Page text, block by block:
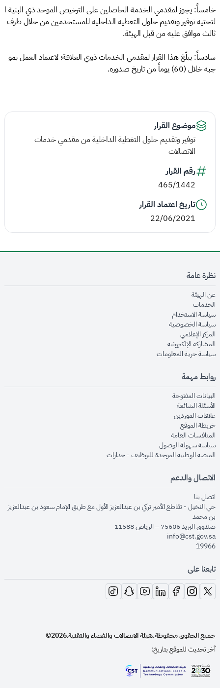
خامساً: يجوز لمقدمي الخدمة الحاصلين على الترخيص الموحد ذي البنية ا
لتحتية توفير وتقديم حلول التغطية الداخلية للمستخدمين من خلال طرف
ثالث موافق عليه من قبل الهيئة.
سادساً: ​يبلّغ هذا القرار لمقدمي الخدمات ذوي العلاقة؛ لاعتماد العمل بمو
جبه خلال (60) يوماً من تاريخ صدوره.
موضوع القرار
توفير وتقديم حلول التغطية الداخلية من مقدمي خدمات
الاتصالات
رقم القرار
465/1442
تاريخ اعتماد القرار
22/06/2021
نظرة عامة
عن الهيئةopens in new window
الخدماتopens in new window
سياسة الاستخدام
سياسة الخصوصيةopens in new window
المركز الإعلاميopens in new window
المشاركة الإلكترونيةopens in new window
سياسة حرية المعلوماتopens in new window
روابط مهمة
البيانات المفتوحةopens in new window
الأسئلة الشائعةopens in new window
علاقات الموردينopens in new window
خريطة الموقعopens in new window
المنافسات العامةopens in new window
سياسة سهولة الوصولopens in new window
المنصة الوطنية الموحدة للتوظيف - جداراتopens in new window
الاتصال والدعم
اتصل بنا
حي النخيل - تقاطع الأمير تركي بن عبدالعزيز الأول مع طريق الإمام سعود بن عبدالعزيز
بن محمد
صندوق البريد 75606 – الرياض 11588
info@cst.gov.sa
19966
تابعنا على
opens in new window
opens in new window
opens in new window
opens in new window
opens in new window
opens in new window
opens in new window
جميع الحقوق محفوظة.هيئة الاتصالات والفضاء والتقنية.
2026©
آخر تحديث للموقع بتاريخ: